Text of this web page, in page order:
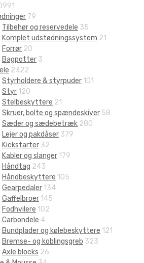
79
Tilbehør og reservedele 35
Komplet udstødningssystem 21
Forrør 20
Bagpotter 3
2322
Styrholdere & styrpuder 101
Styr 120
Stelbeskyttere 21
Skruer, bolte og spændeskiver 58
Sæder og sædebetræk 280
Lejer og pakdåser 379
Kickstarter 32
Kabler og slanger 179
Håndtag 243
Håndbeskyttere 105
Gearpedaler 134
Gaffelbroer 145
Fodhvilere 102
Carbondele 4
Bundplader og kølebeskyttere 121
Bremse- og koblingsgreb 323
Axle blocks 26